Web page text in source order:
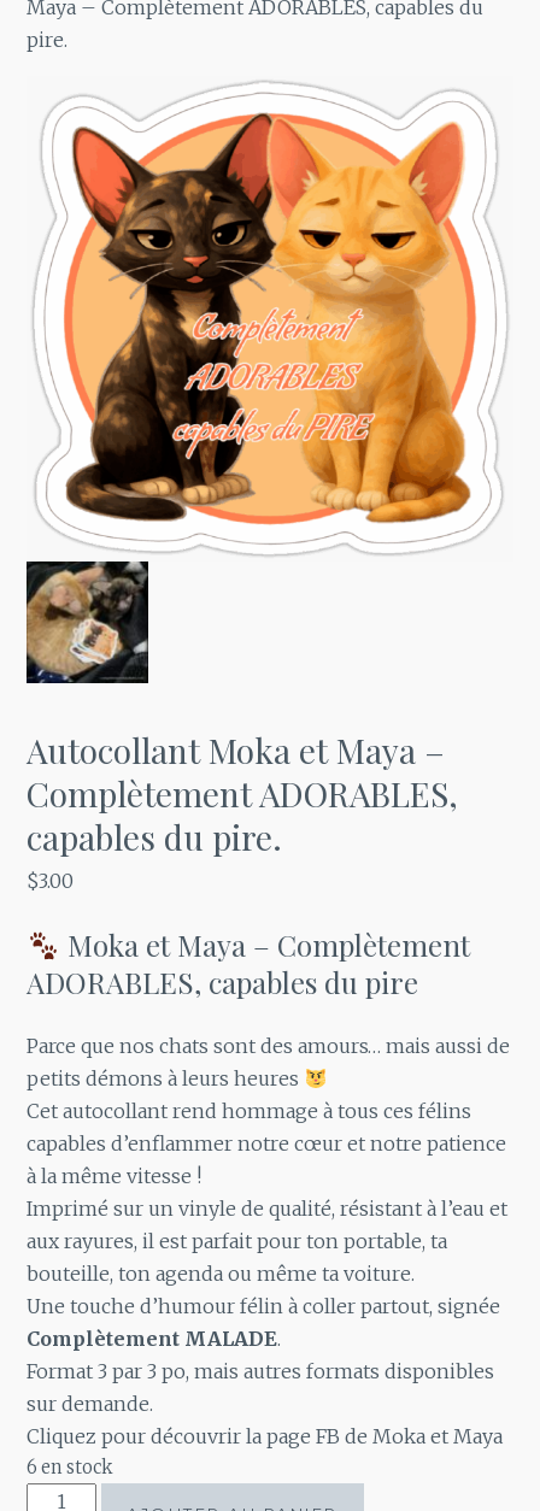
Maya – Complètement ADORABLES, capables du
pire.
Autocollant Moka et Maya –
Complètement ADORABLES,
capables du pire.
$3.00
Moka et Maya – Complètement
ADORABLES, capables du pire
Parce que nos chats sont des amours… mais aussi de
petits démons à leurs heures
Cet autocollant rend hommage à tous ces félins
capables d’enflammer notre cœur et notre patience
à la même vitesse !
Imprimé sur un vinyle de qualité, résistant à l’eau et
aux rayures, il est parfait pour ton portable, ta
bouteille, ton agenda ou même ta voiture.
Une touche d’humour félin à coller partout, signée
Complètement MALADE.
Format 3 par 3 po, mais autres formats disponibles
sur demande.
Cliquez pour découvrir la page FB de Moka et Maya
6 en stock
quantité